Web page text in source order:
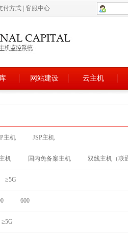
付方式 客服中心
网站建设 云主机
主机 JSP主机
机 国内免备案主机 双线主机（联
≥5G
600
≥5G